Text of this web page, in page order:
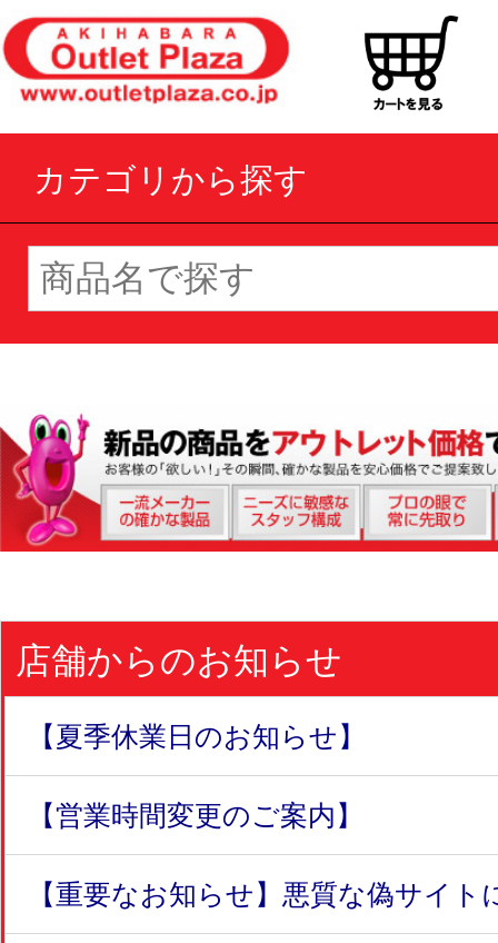
カテゴリから探す
店舗からのお知らせ
【夏季休業日のお知らせ】
【営業時間変更のご案内】
【重要なお知らせ】悪質な偽サイト